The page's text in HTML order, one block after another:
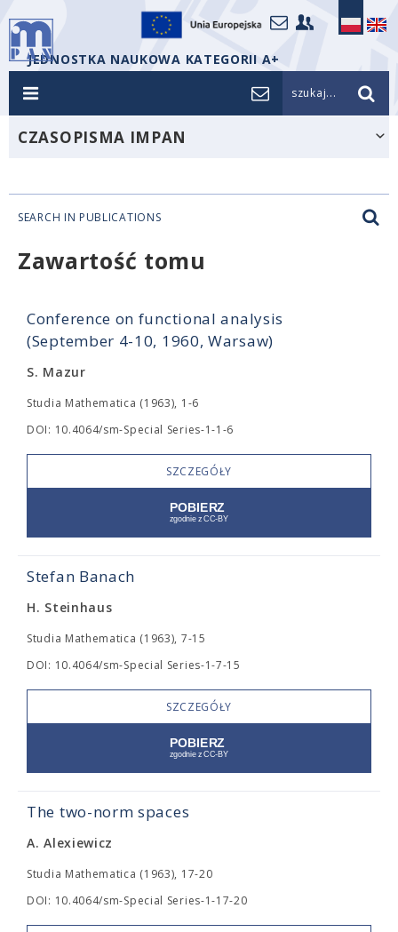
JEDNOSTKA NAUKOWA KATEGORII A+
szukaj...
CZASOPISMA IMPAN
SEARCH IN PUBLICATIONS
Zawartość tomu
Conference on functional analysis
(September 4-10, 1960, Warsaw)
S. Mazur
Studia Mathematica (1963), 1-6
DOI: 10.4064/sm-Special Series-1-1-6
SZCZEGÓŁY
Stefan Banach
H. Steinhaus
Studia Mathematica (1963), 7-15
DOI: 10.4064/sm-Special Series-1-7-15
SZCZEGÓŁY
The two-norm spaces
A. Alexiewicz
Studia Mathematica (1963), 17-20
DOI: 10.4064/sm-Special Series-1-17-20